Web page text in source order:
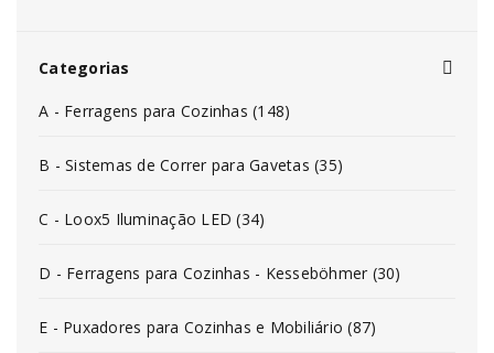
Categorias
A - Ferragens para Cozinhas (148)
B - Sistemas de Correr para Gavetas (35)
C - Loox5 Iluminação LED (34)
D - Ferragens para Cozinhas - Kesseböhmer (30)
E - Puxadores para Cozinhas e Mobiliário (87)